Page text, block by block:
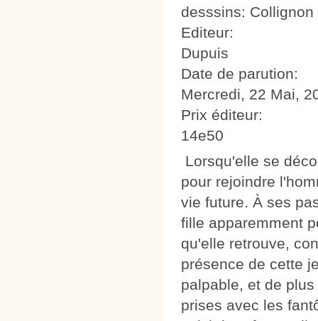
desssins: Collignon
Editeur:
Dupuis
Date de parution:
Mercredi, 22 Mai,
Prix éditeur:
14e50
Lorsqu'elle se
pour rejoindre
vie future. À ses
fille apparemment
qu'elle retrouve,
présence de cette
palpable, et de
prises avec les